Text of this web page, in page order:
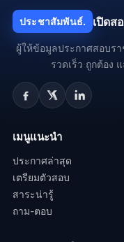
ประชาสัมพันธ์. เปิดส
ผู้ให้ข้อมูลประกาศสอบร
รวดเร็ว ถูกต้อง
เมนูแนะนำ
ประกาศล่าสุด
เตรียมตัวสอบ
สาระน่ารู้
ถาม-ตอบ